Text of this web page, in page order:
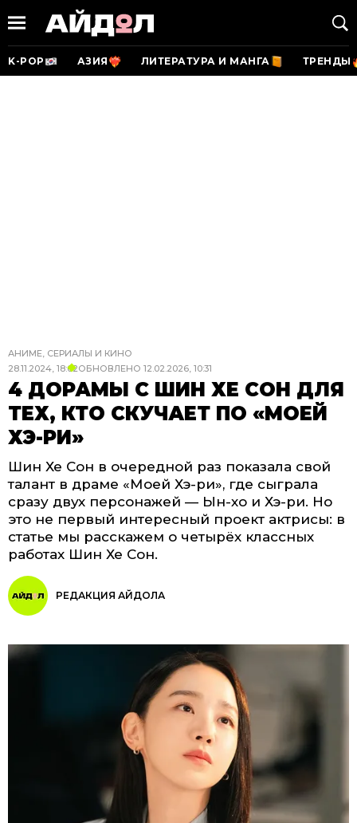
K-POP АЗИЯ ЛИТЕРАТУРА И МАНГА ТРЕНДЫ
АНИМЕ, СЕРИАЛЫ И КИНО
28.11.2024, 18:02ОБНОВЛЕНО 12.02.2026, 10:31
4 ДОРАМЫ С ШИН ХЕ СОН ДЛЯ
ТЕХ, КТО СКУЧАЕТ ПО «МОЕЙ
ХЭ-РИ»
Шин Хе Сон в очередной раз показала свой
талант в драме «Моей Хэ-ри», где сыграла
сразу двух персонажей — Ын-хо и Хэ-ри. Но
это не первый интересный проект актрисы: в
статье мы расскажем о четырёх классных
работах Шин Хе Сон.
РЕДАКЦИЯ АЙДОЛА